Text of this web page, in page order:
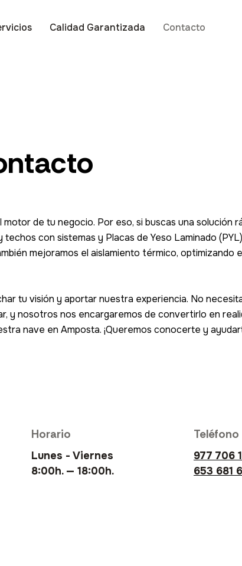
Calidad Garantizada Contacto
de tu negocio. Por eso, si buscas una solución
con sistemas y Placas de Yeso Laminado
mejoramos el aislamiento térmico, optimizando
tu visión y aportar nuestra experiencia. No
y nosotros nos encargaremos de convertirlo en
nave en Amposta. ¡Queremos conocerte y
Horario
Lunes - Viernes
8:00h. — 18:00h.
Teléfono
977 706
653 681